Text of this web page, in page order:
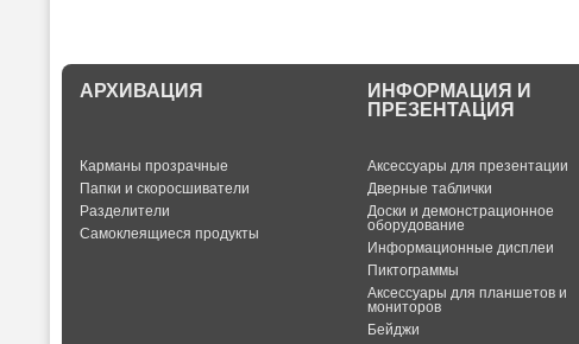
АРХИВАЦИЯ
Карманы прозрачные
Папки и скоросшиватели
Разделители
Самоклеящиеся продукты
ИНФОРМАЦИЯ И
ПРЕЗЕНТАЦИЯ
Аксессуары для презентации
Дверные таблички
Доски и демонстрационное
оборудование
Информационные дисплеи
Пиктограммы
Аксессуары для планшетов и
мониторов
Бейджи